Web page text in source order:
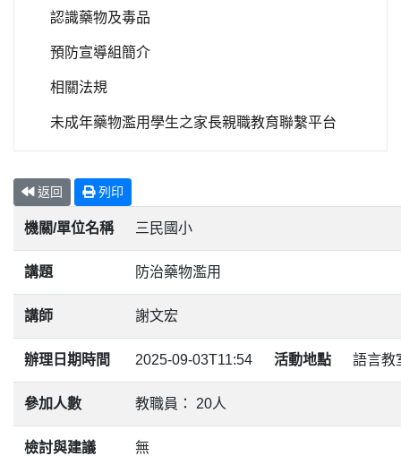
認識藥物及毒品
預防宣導組簡介
相關法規
未成年藥物濫用學生之家長親職教育聯繫平台
返回 列印
機關/單位名稱 三民國小
講題 防治藥物濫用
講師 謝文宏
辦理日期時間 2025-09-03T11:54 活動地點 語言教
參加人數 教職員： 20人
檢討與建議 無